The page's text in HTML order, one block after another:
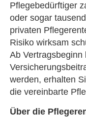
Pflegebedürftiger
oder sogar
privaten
Risiko wirksam
Ab Vertragsbeginn
werden, erhalten
die vereinbarte
Über die